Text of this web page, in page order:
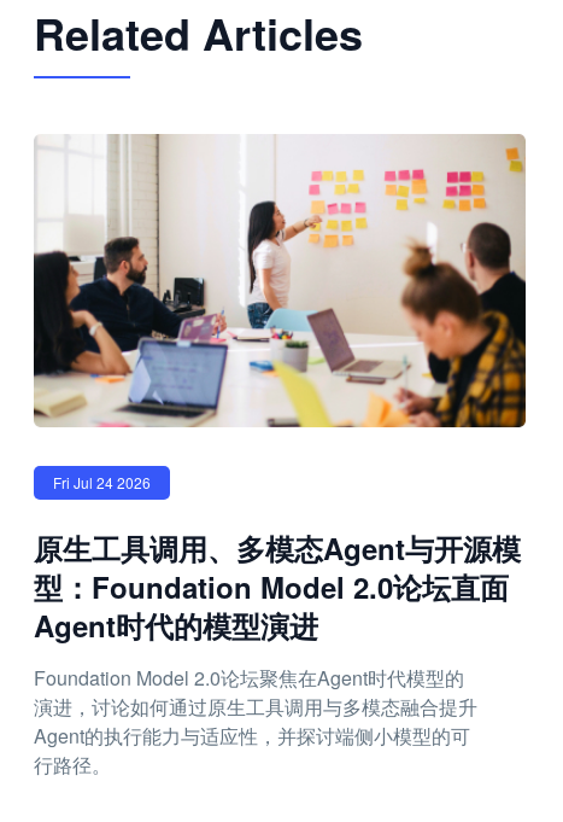
Related Articles
Fri Jul 24 2026
原生工具调用、多模态Agent与开源模
型：Foundation Model 2.0论坛直面
Agent时代的模型演进
Foundation Model 2.0论坛聚焦在Agent时代模型的
演进，讨论如何通过原生工具调用与多模态融合提升
Agent的执行能力与适应性，并探讨端侧小模型的可
行路径。